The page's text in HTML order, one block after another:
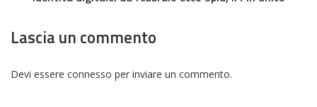
Lascia un commento
Devi essere connesso per inviare un commento.